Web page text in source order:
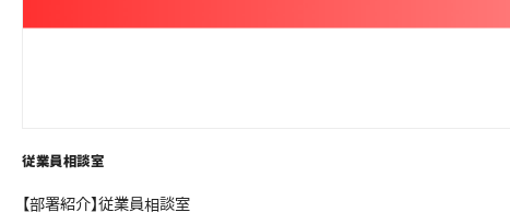
従業員相談室
【部署紹介】従業員相談室